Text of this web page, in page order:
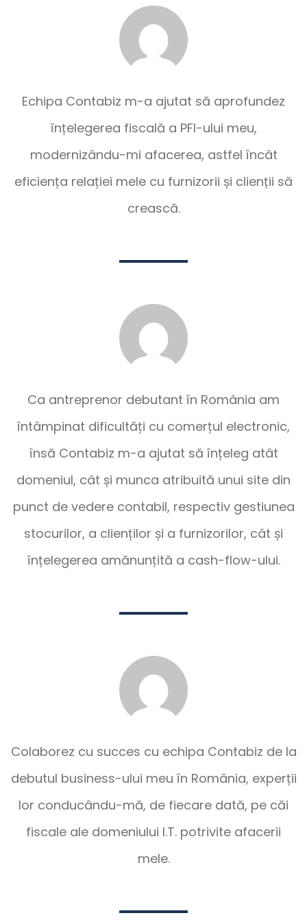
Echipa Contabiz m-a ajutat să aprofundez
înțelegerea fiscală a PFI-ului meu,
modernizându-mi afacerea, astfel încât
eficiența relației mele cu furnizorii și clienții să
crească.
Ca antreprenor debutant în România am
întâmpinat dificultăți cu comerțul electronic,
însă Contabiz m-a ajutat să înțeleg atât
domeniul, cât și munca atribuită unui site din
punct de vedere contabil, respectiv gestiunea
stocurilor, a clienților și a furnizorilor, cât și
înțelegerea amănunțită a cash-flow-ului.
Colaborez cu succes cu echipa Contabiz de la
debutul business-ului meu în România, experții
lor conducându-mă, de fiecare dată, pe căi
fiscale ale domeniului I.T. potrivite afacerii
mele.